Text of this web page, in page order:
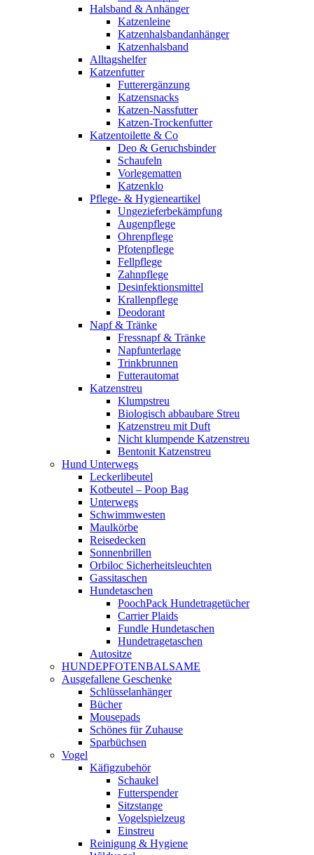
Halsband & Anhänger
Katzenleine
Katzenhalsbandanhänger
Katzenhalsband
Alltagshelfer
Katzenfutter
Futterergänzung
Katzensnacks
Katzen-Nassfutter
Katzen-Trockenfutter
Katzentoilette & Co
Deo & Geruchsbinder
Schaufeln
Vorlegematten
Katzenklo
Pflege- & Hygieneartikel
Ungezieferbekämpfung
Augenpflege
Ohrenpflege
Pfotenpflege
Fellpflege
Zahnpflege
Desinfektionsmittel
Krallenpflege
Deodorant
Napf & Tränke
Fressnapf & Tränke
Napfunterlage
Trinkbrunnen
Futterautomat
Katzenstreu
Klumpstreu
Biologisch abbaubare Streu
Katzenstreu mit Duft
Nicht klumpende Katzenstreu
Bentonit Katzenstreu
Hund Unterwegs
Leckerlibeutel
Kotbeutel – Poop Bag
Unterwegs
Schwimmwesten
Maulkörbe
Reisedecken
Sonnenbrillen
Orbiloc Sicherheitsleuchten
Gassitaschen
Hundetaschen
PoochPack Hundetragetücher
Carrier Plaids
Fundle Hundetaschen
Hundetragetaschen
Autositze
HUNDEPFOTENBALSAME
Ausgefallene Geschenke
Schlüsselanhänger
Bücher
Mousepads
Schönes für Zuhause
Sparbüchsen
Vogel
Käfigzubehör
Schaukel
Futterspender
Sitzstange
Vogelspielzeug
Einstreu
Reinigung & Hygiene